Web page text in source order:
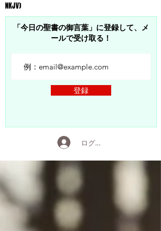
NKJV)
「今日の聖書の御言葉」に登録して、メ
ールで受け取る！
登録
ログイン